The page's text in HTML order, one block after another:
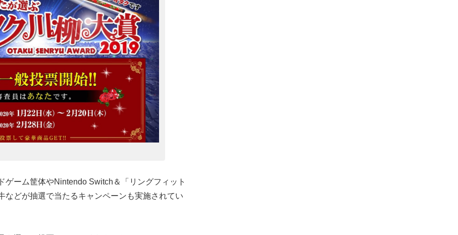
ゲーム筐体やNintendo Switch＆「リングフィット
などが抽選で当たるキャンペーンも実施されてい